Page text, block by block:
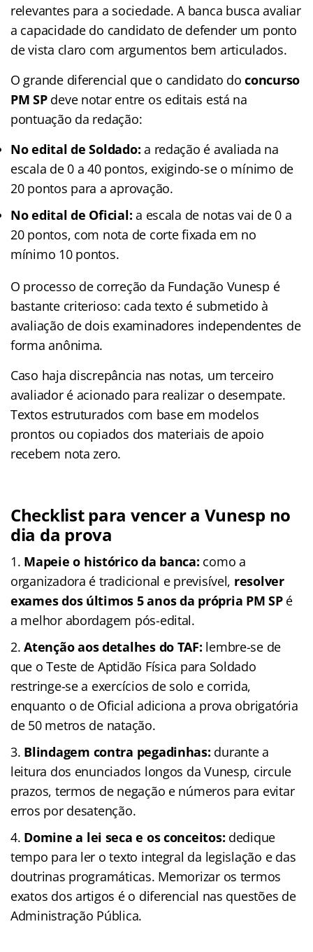
relevantes para a sociedade. A banca busca avaliar
a capacidade do candidato de defender um ponto
de vista claro com argumentos bem articulados.
O grande diferencial que o candidato doconcurso
PM SPdeve notar entre os editais está na
pontuação da redação:
No edital de Soldado: a redação é avaliada na
escala de 0 a 40 pontos, exigindo-se o mínimo de
20 pontos para a aprovação.
No edital de Oficial: a escala de notas vai de 0 a
20 pontos, com nota de corte fixada em no
mínimo 10 pontos.
O processo de correção da Fundação Vunesp é
bastante criterioso: cada texto é submetido à
avaliação de dois examinadores independentes de
forma anônima.
Caso haja discrepância nas notas, um terceiro
avaliador é acionado para realizar o desempate.
Textos estruturados com base em modelos
prontos ou copiados dos materiais de apoio
recebem nota zero.
Checklist para vencer a Vunesp no
dia da prova
Mapeie o histórico da banca: como a
organizadora é tradicional e previsível, resolver
exames dos últimos 5 anos da própria PM SP é
a melhor abordagem pós-edital.
Atenção aos detalhes do TAF: lembre-se de
que o Teste de Aptidão Física para Soldado
restringe-se a exercícios de solo e corrida,
enquanto o de Oficial adiciona a prova obrigatória
de 50 metros de natação.
Blindagem contra pegadinhas: durante a
leitura dos enunciados longos da Vunesp, circule
prazos, termos de negação e números para evitar
erros por desatenção.
Domine a lei seca e os conceitos: dedique
tempo para ler o texto integral da legislação e das
doutrinas programáticas. Memorizar os termos
exatos dos artigos é o diferencial nas questões de
Administração Pública.